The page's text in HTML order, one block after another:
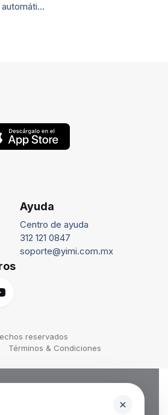
Ayuda
Centro de ayuda
312 121 0847
soporte@yimi.com.mx
reservados
Términos & Condiciones